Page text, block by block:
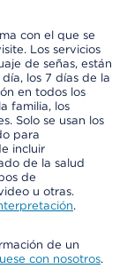
con el que se
Los servicios
de señas, están
los 7 días de la
en todos los
familia, los
Solo se usan los
para
incluir
de la salud
de
u otras.
.
de un
con nosotros.